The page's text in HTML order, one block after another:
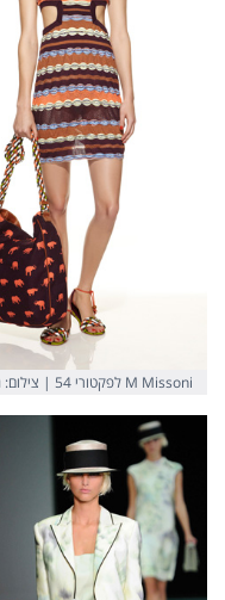
M Missoni לפקטורי 54 | צילום: ‎ג'וש אולינס